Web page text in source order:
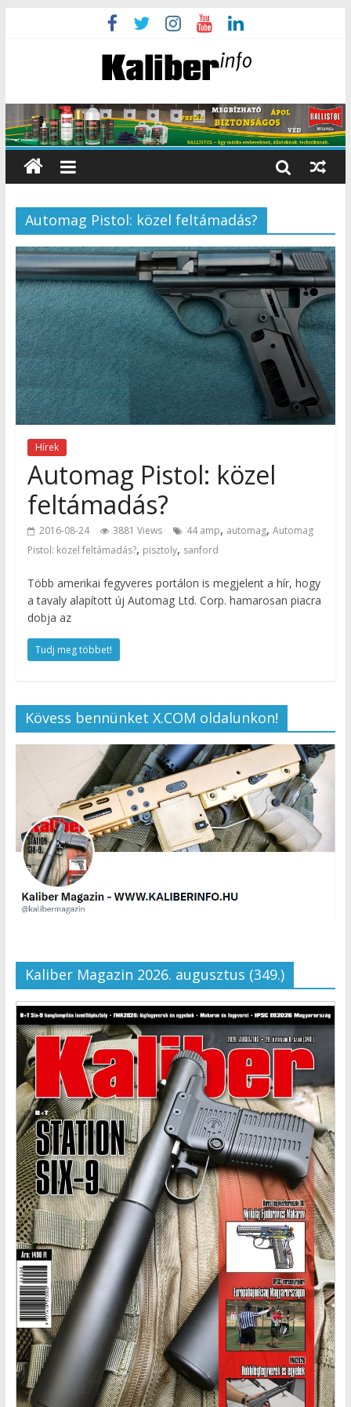
Automag Pistol: közel feltámadás?
Hírek
Automag Pistol: közel
feltámadás?
2016-08-24 3881 Views 44 amp, automag, Automag
Pistol: közel feltámadás?, pisztoly, sanford
Több amerikai fegyveres portálon is megjelent a hír, hogy
a tavaly alapított új Automag Ltd. Corp. hamarosan piacra
dobja az
Tudj meg többet!
Kövess bennünket X.COM oldalunkon!
Kaliber Magazin 2026. augusztus (349.)